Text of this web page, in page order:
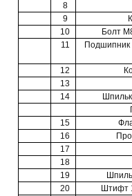
8
9
10
Болт
11
12
13
14
15
16
17
18
19
20
Штифт